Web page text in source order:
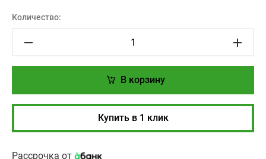
Количество:
В корзину
Купить в 1 клик
Рассрочка от